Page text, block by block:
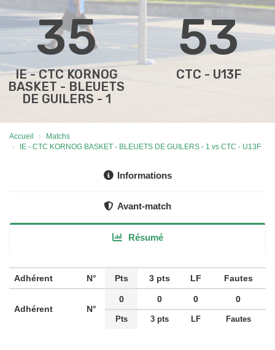
35 53
IE - CTC KORNOG
BASKET - BLEUETS
DE GUILERS - 1
CTC - U13F
Accueil
Matchs
IE - CTC KORNOG BASKET - BLEUETS DE GUILERS - 1 vs CTC - U13F
Informations
Avant-match
Résumé
Adhérent N° Pts 3 pts LF Fautes
Adhérent N°
0 0 0 0
Pts 3 pts LF Fautes